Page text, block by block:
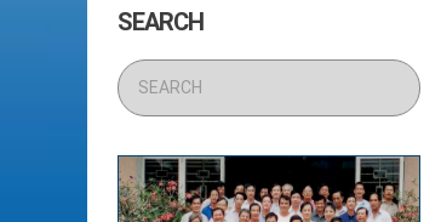
SEARCH